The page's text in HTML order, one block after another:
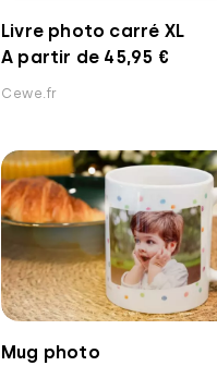
Livre photo carré XL
A partir de 45,95 €
Cewe.fr
Mug photo